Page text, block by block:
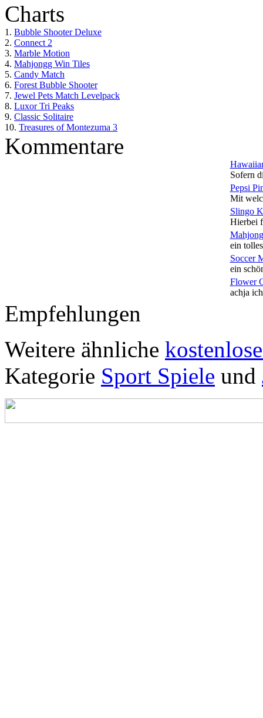
Charts
1. Bubble Shooter Deluxe
2. Connect 2
3. Marble Motion
4. Mahjongg Win Tiles
5. Candy Match
6. Forest Bubble Shooter
7. Jewel Pets Match Levelpack
8. Luxor Tri Peaks
9. Classic Solitaire
10. Treasures of Montezuma 3
Kommentare
Sofern
Pepsi
Mit
Slingo
Hierbei
ein
Soccer
ein
Flower
achja
Empfehlungen
Weitere ähnliche
Kategorie Sport Spiele und